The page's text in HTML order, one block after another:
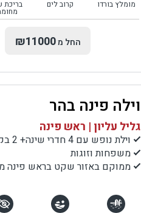
מומלץ בורדו קרוב לים בריכת
החל מ₪11000
וילה פינה בהר
גליל עליון | ראש פינה
וילת נופש עם 4 חדרי שינה+ 2 בקתות עץ
משפחות וזוגות
ממוקם באזור שקט בראש פינה